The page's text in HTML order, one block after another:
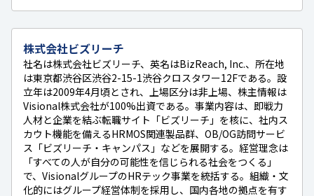
株式会社ビズリーチ
社名は株式会社ビズリーチ、英名はBizReach, Inc.、所在地
は東京都渋谷区渋谷2-15-1渋谷クロスタワー12Fである。設
立年は2009年4月頃とされ、上場区分は非上場、株主情報は
Visional株式会社が100%出資である。事業内容は、即戦力
人材と企業を結ぶ転職サイト「ビズリーチ」を核に、社内ス
カウト機能を備えるHRMOS関連製品群、OB/OG訪問サービ
ス「ビズリーチ・キャンパス」などを展開する。経営理念は
「すべての人が自分の可能性を信じられる社会をつくる」
で、VisionalグループのHRテック事業を統括する。組織・文
化的にはグループ経営体制を採用し、国内各地の拠点を有す